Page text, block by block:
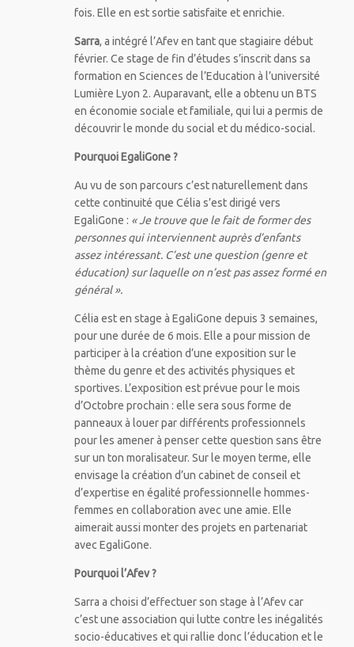
fois. Elle en est sortie satisfaite et enrichie.
Sarra, a intégré l’Afev en tant que stagiaire début
février. Ce stage de fin d’études s’inscrit dans sa
formation en Sciences de l’Education à l’université
Lumière Lyon 2. Auparavant, elle a obtenu un BTS
en économie sociale et familiale, qui lui a permis de
découvrir le monde du social et du médico-social.
Pourquoi EgaliGone ?
Au vu de son parcours c’est naturellement dans
cette continuité que Célia s’est dirigé vers
EgaliGone : « Je trouve que le fait de former des
personnes qui interviennent auprès d’enfants
assez intéressant. C’est une question (genre et
éducation) sur laquelle on n’est pas assez formé en
général ».
Célia est en stage à EgaliGone depuis 3 semaines,
pour une durée de 6 mois. Elle a pour mission de
participer à la création d’une exposition sur le
thème du genre et des activités physiques et
sportives. L’exposition est prévue pour le mois
d’Octobre prochain : elle sera sous forme de
panneaux à louer par différents professionnels
pour les amener à penser cette question sans être
sur un ton moralisateur. Sur le moyen terme, elle
envisage la création d’un cabinet de conseil et
d’expertise en égalité professionnelle hommes-
femmes en collaboration avec une amie. Elle
aimerait aussi monter des projets en partenariat
avec EgaliGone.
Pourquoi l’Afev ?
Sarra a choisi d’effectuer son stage à l’Afev car
c’est une association qui lutte contre les inégalités
socio-éducatives et qui rallie donc l’éducation et le